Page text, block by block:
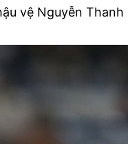
vệ Nguyễn